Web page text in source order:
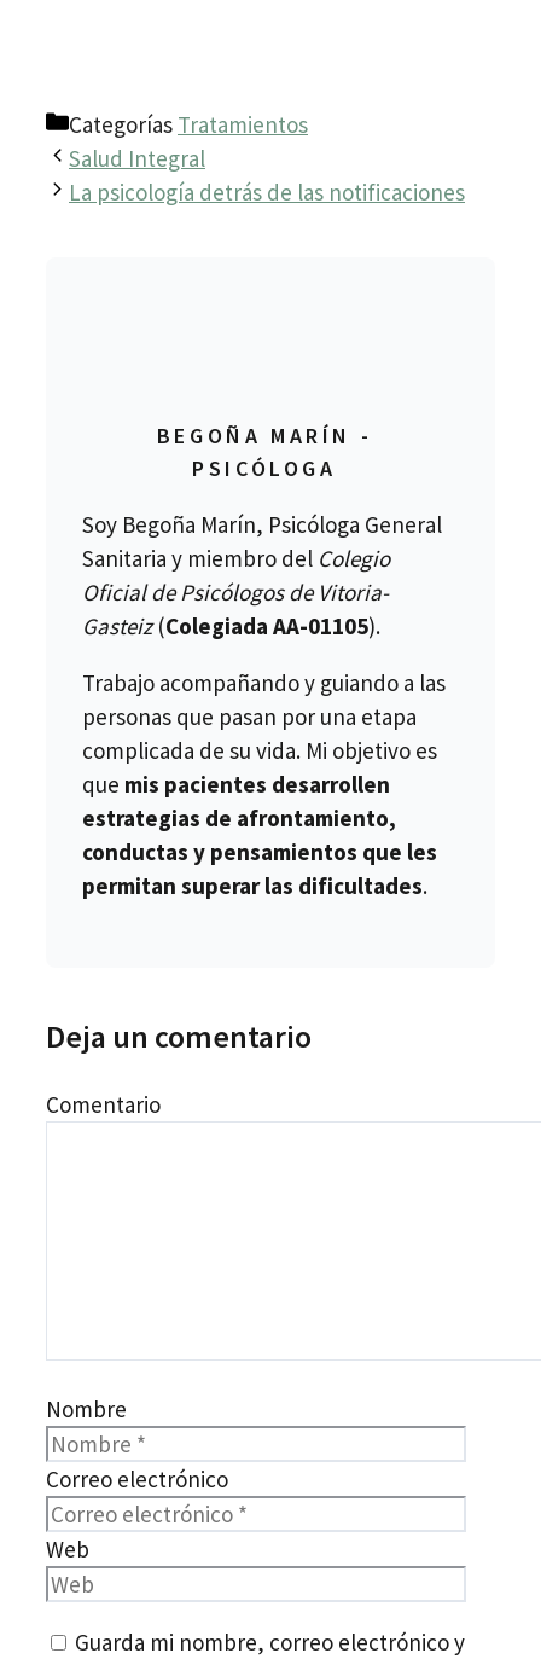
Categorías Tratamientos
Salud Integral
La psicología detrás de las notificaciones
BEGOÑA MARÍN -
PSICÓLOGA
Soy Begoña Marín, Psicóloga General
Sanitaria y miembro del Colegio
Oficial de Psicólogos de Vitoria-
Gasteiz(Colegiada AA-01105).
Trabajo acompañando y guiando a las
personas que pasan por una etapa
complicada de su vida. Mi objetivo es
que mis pacientes desarrollen
estrategias de afrontamiento,
conductas y pensamientos que les
permitan superar las dificultades.
Deja un comentario
Comentario
Nombre
Correo electrónico
Web
Guarda mi nombre, correo electrónico y